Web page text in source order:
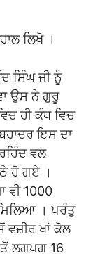
ਲਿਖੋ ।
ਸਿੰਘ ਜੀ ਨੂੰ
ਉਸ ਨੇ ਗੁਰੂ
ਹੀ ਕੰਧ ਵਿਚ
ਇਸ ਦਾ
ਵਲ
ਹੋ ਗਏ ।
ਵੀ 1000
ਮਿਲਿਆ । ਪਰੰਤੁ
ਵਜ਼ੀਰ ਖਾਂ ਕੋਲ
ਲਗਪਗ 16